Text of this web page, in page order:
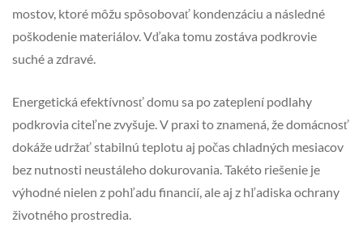
mostov, ktoré môžu spôsobovať kondenzáciu a následné
poškodenie materiálov. Vďaka tomu zostáva podkrovie
suché a zdravé.
Energetická efektívnosť domu sa po zateplení podlahy
podkrovia citeľne zvyšuje. V praxi to znamená, že domácnosť
dokáže udržať stabilnú teplotu aj počas chladných mesiacov
bez nutnosti neustáleho dokurovania. Takéto riešenie je
výhodné nielen z pohľadu financií, ale aj z hľadiska ochrany
životného prostredia.